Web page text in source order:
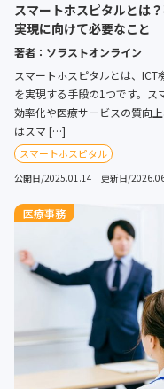
スマートホスピタルとは
実現に向けて必要なこと
著者：ソラストオンライン
スマートホスピタルとは、
を実現する手段の1つです。ス
効率化や医療サービスの質向
はスマ […]
スマートホスピタル
公開日/2025.01.14 更新日/
医療事務